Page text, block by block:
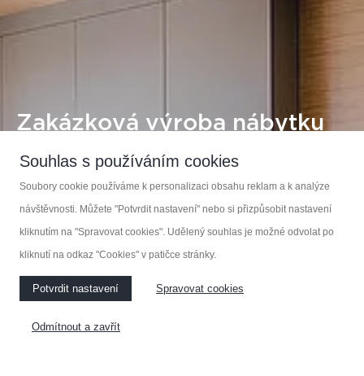
Souhlas s používáním cookies
Soubory cookie používáme k personalizaci obsahu reklam a k analýze
návštěvnosti. Můžete "Potvrdit nastavení" nebo si přizpůsobit nastavení
kliknutím na "Spravovat cookies". Udělený souhlas je možné odvolat po
kliknutí na odkaz "Cookies" v patičce stránky.
Potvrdit nastavení Spravovat cookies
Odmítnout a zavřít
Zakázková výroba nábytku
KOUPELNOVÝ NÁBYTEK
KUCHYNĚ NÁBYTEK NA MÍRU
VESTAVĚNÉ SKŘÍNE